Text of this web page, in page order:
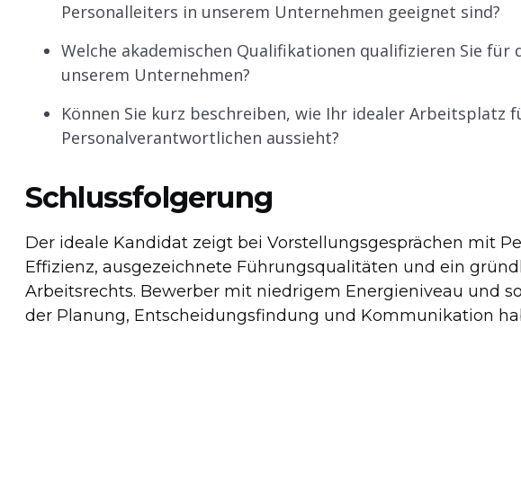
Personalleiters in unserem Unternehmen geeignet sind?
Welche akademischen Qualifikationen qualifizieren Sie für
unserem Unternehmen?
Können Sie kurz beschreiben, wie Ihr idealer Arbeitsplatz
Personalverantwortlichen aussieht?
Schlussfolgerung
Der ideale Kandidat zeigt bei Vorstellungsgesprächen mit
Effizienz, ausgezeichnete Führungsqualitäten und ein
Arbeitsrechts. Bewerber mit niedrigem Energieniveau und
der Planung, Entscheidungsfindung und Kommunikation